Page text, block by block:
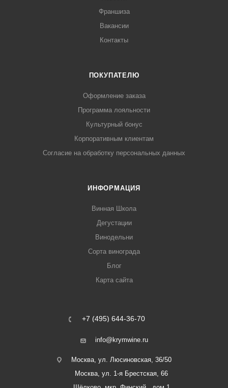
Франшиза
Вакансии
Контакты
ПОКУПАТЕЛЮ
Оформление заказа
Программа лояльности
Культурный бонус
Корпоративным клиентам
Согласие на обработку персональных данных
ИНФОРМАЦИЯ
Винная Школа
Дегустации
Винодельни
Сорта винограда
Блог
Карта сайта
+7 (495) 644-36-70
info@krymwine.ru
Москва, ул. Люсиновская, 36/50
Москва, ул. 1-я Брестская, 66